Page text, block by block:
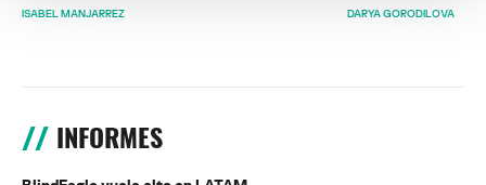
ISABEL MANJARREZ
DARYA GORODILOVA
INFORMES